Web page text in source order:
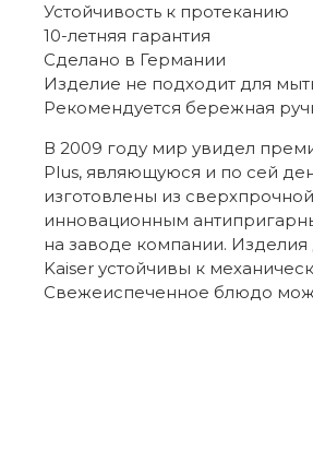
Устойчивость к протеканию
10-летняя гарантия
Сделано в Германии
Изделие не подходит для
Рекомендуется бережная
В 2009 году мир увидел
Plus, являющуюся и по сей
изготовлены из
инновационным
на заводе компании.
Kaiser устойчивы к
Свежеиспеченное блюдо